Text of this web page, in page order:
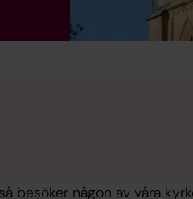
någon av våra